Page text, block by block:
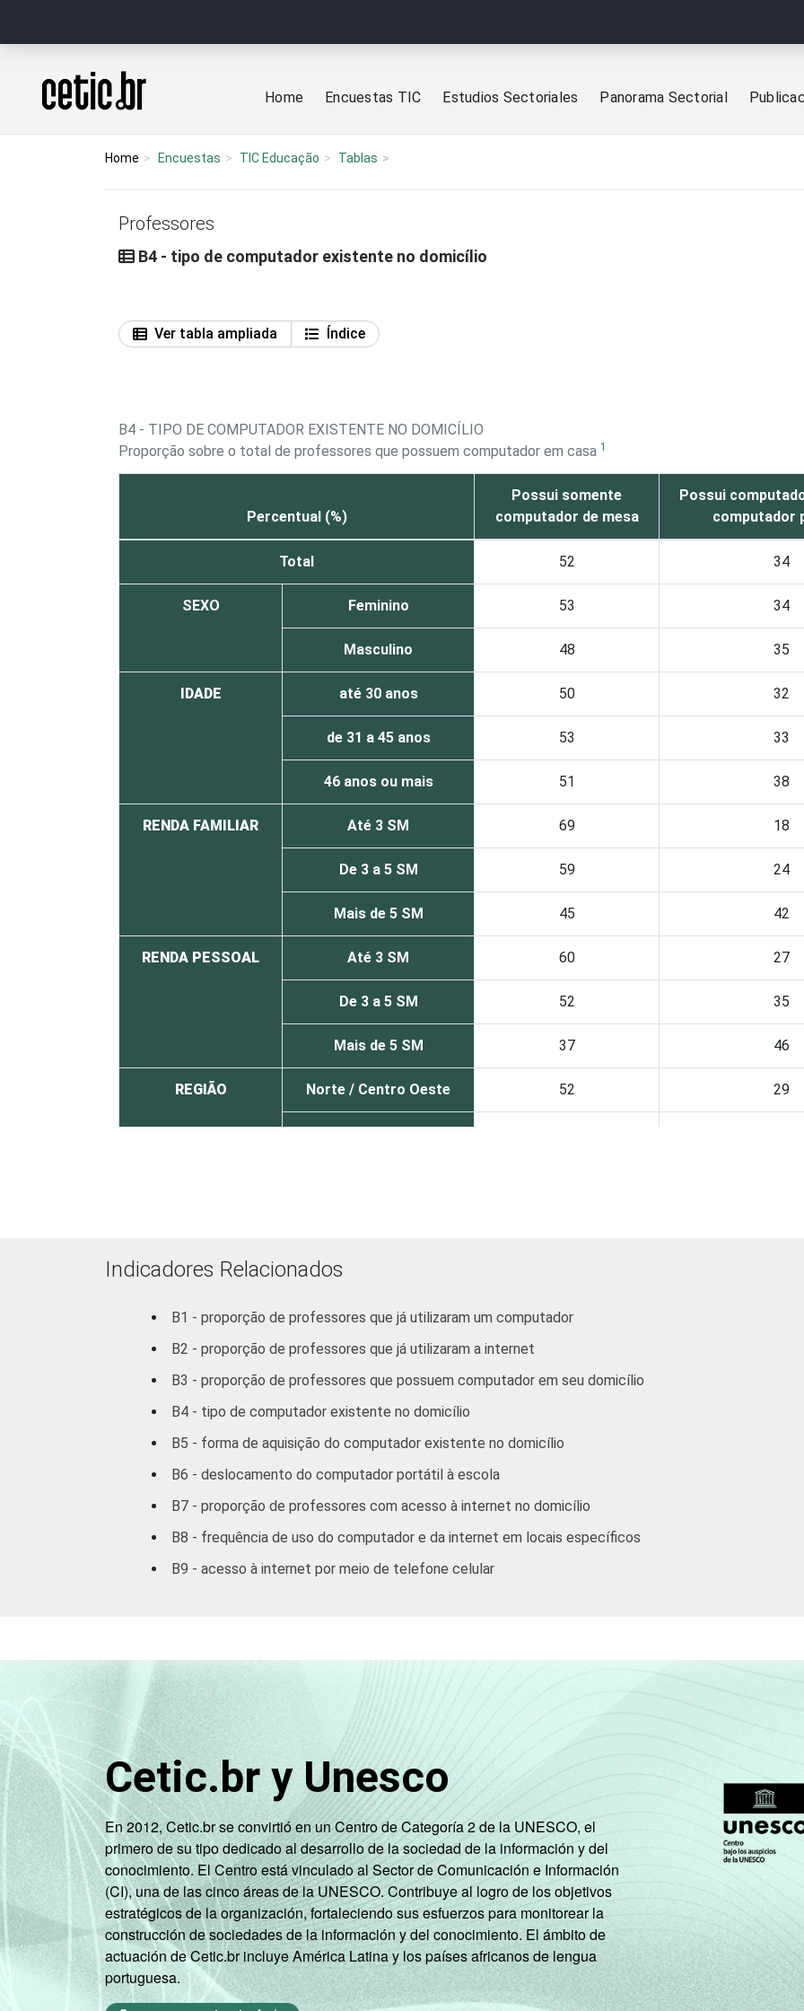
Página inicial
Home Encuestas TIC Estudios Sectoriales Panorama Sectorial
Home Encuestas TIC Educação Tablas
Professores
B4 - tipo de computador existente no domicílio
Ver tabla ampliada
Índice
B4 - TIPO DE COMPUTADOR EXISTENTE NO DOMICÍLIO
Proporção sobre o total de professores que possuem computador em casa 1
Percentual (%)
Possui somente
computador de mesa
Possui
computador
Total 52 34
SEXO Feminino 53 34
Masculino 48 35
IDADE até 30 anos 50 32
de 31 a 45 anos 53 33
46 anos ou mais 51 38
RENDA FAMILIAR Até 3 SM 69 18
De 3 a 5 SM 59 24
Mais de 5 SM 45 42
RENDA PESSOAL Até 3 SM 60 27
De 3 a 5 SM 52 35
Mais de 5 SM 37 46
REGIÃO Norte / Centro Oeste 52 29
DEPENDÊNCIA
Estadual 47
SÉRIE
4ª série / 5º ano do
Ensino Fundamental
8ª série / 9º ano do
Ensino Fundamental
2º ano do Ensino Médio
COMPUTADOR
INSTALADO NO
LABORATÓRIO DE
Tem 50
INSTALADA NO
LABORATÓRIO DE
INFORMÁTICA
1Base: 1.382 professores que possuem computador em casa. Respostas múltiplas e estimuladas.
Fonte: NIC.br - set/dez 2010
Indicadores Relacionados
B1 - proporção de professores que já utilizaram um computador
B2 - proporção de professores que já utilizaram a internet
B3 - proporção de professores que possuem computador em seu domicílio
B4 - tipo de computador existente no domicílio
B5 - forma de aquisição do computador existente no domicílio
B6 - deslocamento do computador portátil à escola
B7 - proporção de professores com acesso à internet no domicílio
B8 - frequência de uso do computador e da internet em locais específicos
B9 - acesso à internet por meio de telefone celular
Cetic.br y Unesco
En 2012, Cetic.br se convirtió en un Centro de Categoría 2 de la UNESCO, el
primero de su tipo dedicado al desarrollo de la sociedad de la información y del
conocimiento. El Centro está vinculado al Sector de Comunicación e Información
(CI), una de las cinco áreas de la UNESCO. Contribuye al logro de los objetivos
estratégicos de la organización, fortaleciendo sus esfuerzos para monitorear la
construcción de sociedades de la información y del conocimiento. El ámbito de
actuación de Cetic.br incluye América Latina y los países africanos de lengua
portuguesa.